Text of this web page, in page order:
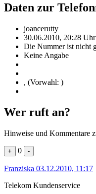
Daten zur
joancerutty
30.06.2010, 20:28 Uhr
Die Nummer ist nicht
Keine Angabe
, (Vorwahl: )
Wer ruft an?
Hinweise und Kommentare
+ 0 -
Franziska 03.12.2010, 11:17
Telekom Kundenservice